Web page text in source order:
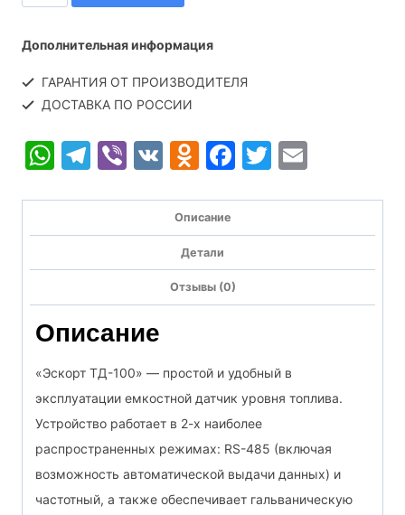
товара
(1500
мм)
Дополнительная информация
ГАРАНТИЯ ОТ ПРОИЗВОДИТЕЛЯ
ДОСТАВКА ПО РОССИИ
WhatsApp
Telegram
Viber
VK Odnoklassniki
Facebook
Twitter
Описание
Детали
Отзывы (0)
Описание
«Эскорт ТД-100» — простой и удобный в
эксплуатации емкостной датчик уровня топлива.
Устройство работает в 2-х наиболее
распространенных режимах: RS-485 (включая
возможность автоматической выдачи данных) и
частотный, а также обеспечивает гальваническую